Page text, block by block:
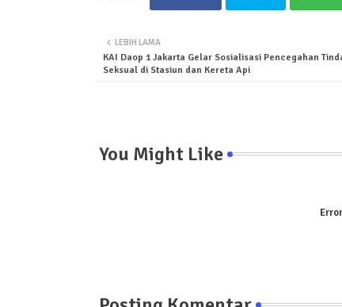
LEBIH LAMA
KAI Daop 1 Jakarta Gelar Sosialisasi Pencegahan
Seksual di Stasiun dan Kereta Api
You Might Like